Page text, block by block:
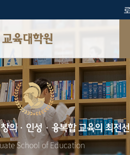
교육대학원
의·인성·융복합 교육의 최전선
School of Education